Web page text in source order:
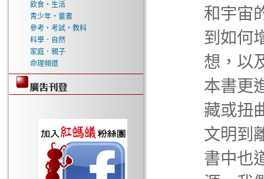
飲食‧生活
青少年‧童書
參考‧考試‧教科
科學．自然
家庭．親子
命理頻道
和宇宙
到如何
想，以
本書更
藏或扭
文明到
書中也